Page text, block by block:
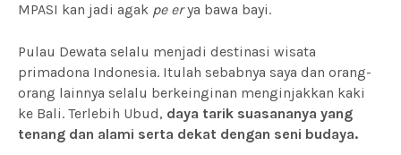
MPASI kan jadi agak pe erya bawa bayi.
Pulau Dewata selalu menjadi destinasi wisata
primadona Indonesia. Itulah sebabnya saya dan orang-
orang lainnya selalu berkeinginan menginjakkan kaki
ke Bali. Terlebih Ubud, daya tarik suasananya yang
tenang dan alami serta dekat dengan seni budaya.